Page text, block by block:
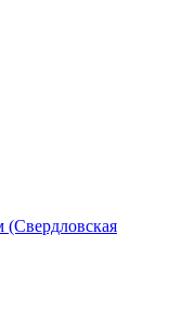
(Свердловская